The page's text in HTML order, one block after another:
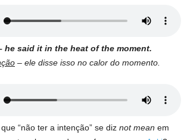
he said it in the heat of the moment.
– ele disse isso no calor do momento.
“não ter a intenção” se diz not mean em